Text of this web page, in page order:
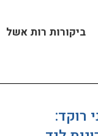
ביקורות רות אשל
רוקד: